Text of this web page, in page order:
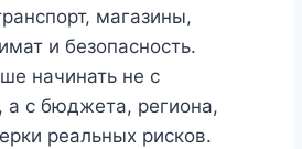
магазины,
и безопасность.
начинать не с
а с бюджета, региона,
реальных рисков.